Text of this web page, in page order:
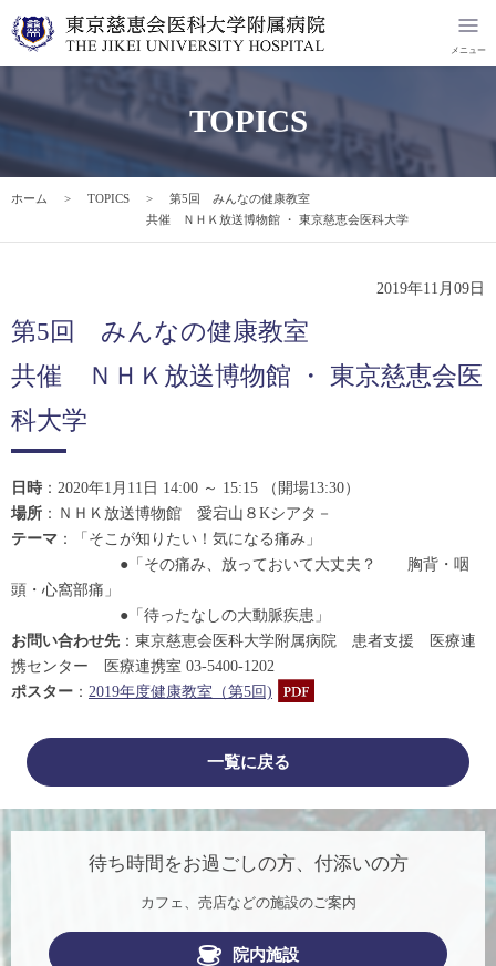
TOPICS
ホーム TOPICS
第5回 みんなの健康教室
共催 ＮＨＫ放送博物館 ・ 東京慈恵会医科大学
2019年11月09日
第5回 みんなの健康教室
共催 ＮＨＫ放送博物館 ・ 東京慈恵会医
科大学
日時 ：2020年1月11日 14:00 ～ 15:15 （開場13:30）
場所 ：ＮＨＫ放送博物館 愛宕山８Kシアタ－
テーマ ：「そこが知りたい！気になる痛み」
●「その痛み、放っておいて大丈夫？ 胸背・咽
頭・心窩部痛」
●「待ったなしの大動脈疾患」
お問い合わせ先 ：東京慈恵会医科大学附属病院 患者支援 医療連
携センター 医療連携室 03-5400-1202
ポスター ： 2019年度健康教室（第5回)
一覧に戻る
待ち時間をお過ごしの方、付添いの方
カフェ、売店などの施設のご案内
院内施設